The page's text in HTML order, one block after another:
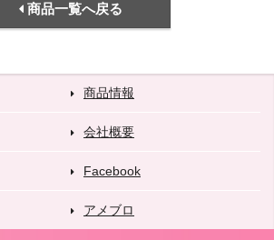
商品一覧へ戻る
商品情報
会社概要
Facebook
アメブロ